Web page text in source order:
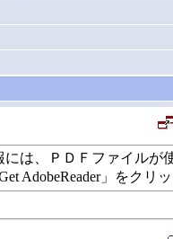
は、ＰＤＦファイル
AdobeReader」をク